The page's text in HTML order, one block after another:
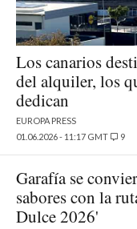
Los canarios
del alquiler, los
dedican
EUROPA PRESS
01.06.2026 - 11:17 GMT
9
Garafía se
sabores con la
Dulce 2026'